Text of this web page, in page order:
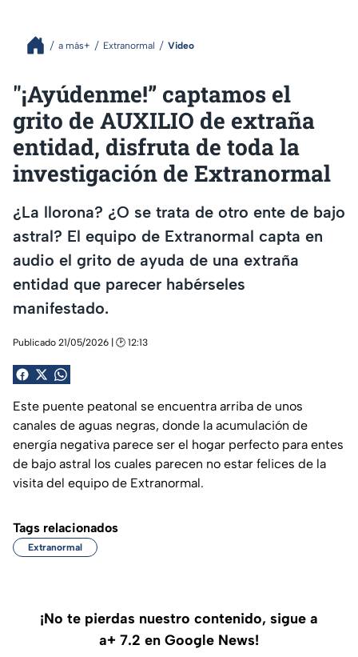
a más+ Extranormal Video
"¡Ayúdenme!” captamos el
grito de AUXILIO de extraña
entidad, disfruta de toda la
investigación de Extranormal
¿La llorona? ¿O se trata de otro ente de bajo
astral? El equipo de Extranormal capta en
audio el grito de ayuda de una extraña
entidad que parecer habérseles
manifestado.
Publicado 21/05/2026 | 🕑 12:13
Este puente peatonal se encuentra arriba de unos
canales de aguas negras, donde la acumulación de
energía negativa parece ser el hogar perfecto para entes
de bajo astral los cuales parecen no estar felices de la
visita del equipo de Extranormal.
Tags relacionados
Extranormal
¡No te pierdas nuestro contenido, sigue a
a+ 7.2 en Google News!